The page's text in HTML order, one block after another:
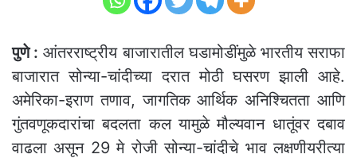
पुणे : आंतरराष्ट्रीय बाजारातील घडामोडींमुळे भारतीय सराफा
बाजारात सोन्या-चांदीच्या दरात मोठी घसरण झाली आहे.
अमेरिका-इराण तणाव, जागतिक आर्थिक अनिश्चितता आणि
गुंतवणूकदारांचा बदलता कल यामुळे मौल्यवान धातूंवर दबाव
वाढला असून 29 मे रोजी सोन्या-चांदीचे भाव लक्षणीयरीत्या